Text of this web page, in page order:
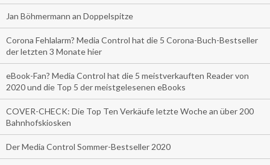
Jan Böhmermann an Doppelspitze
Corona Fehlalarm? Media Control hat die 5 Corona-Buch-Bestseller
der letzten 3 Monate hier
eBook-Fan? Media Control hat die 5 meistverkauften Reader von
2020 und die Top 5 der meistgelesenen eBooks
COVER-CHECK: Die Top Ten Verkäufe letzte Woche an über 200
Bahnhofskiosken
Der Media Control Sommer-Bestseller 2020